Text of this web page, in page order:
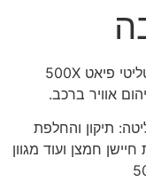
מוסך המפלט מתמחה בהחלפת ממיר קטליטי פיאט 500X
אוויר ברכב.
תיקון והחלפת
חמצן ועוד מגוון